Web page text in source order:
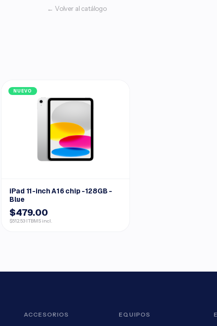
← Volver al catálogo
NUEVO
iPad 11-inch A16 chip -128GB -
Blue
$479.00
$512.53 ITBMS incl.
ACCESORIOS EQUIPOS